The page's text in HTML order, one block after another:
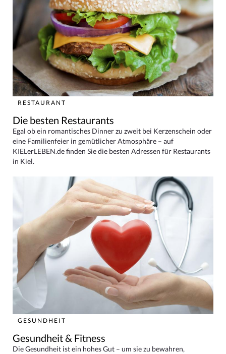
RESTAURANT
Die besten Restaurants
Egal ob ein romantisches Dinner zu zweit bei Kerzenschein oder
eine Familienfeier in gemütlicher Atmosphäre – auf
KIELerLEBEN.de finden Sie die besten Adressen für Restaurants
in Kiel.
GESUNDHEIT
Gesundheit & Fitness
Die Gesundheit ist ein hohes Gut – um sie zu bewahren,